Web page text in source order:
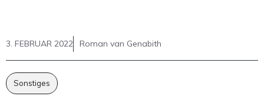
3. FEBRUAR 2022 Roman van Genabith
Sonstiges